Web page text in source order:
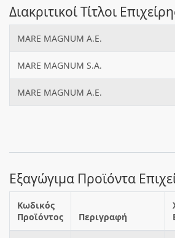
Διακριτικοί Τίτλοι
MARE MAGNUM Α.Ε.
MARE MAGNUM S.A.
MARE MAGNUM A.E.
Εξαγώγιμα Προϊόντα
Κωδικός
Προϊόντος
Περιγραφή